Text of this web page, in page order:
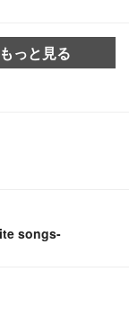
っと見る
songs-